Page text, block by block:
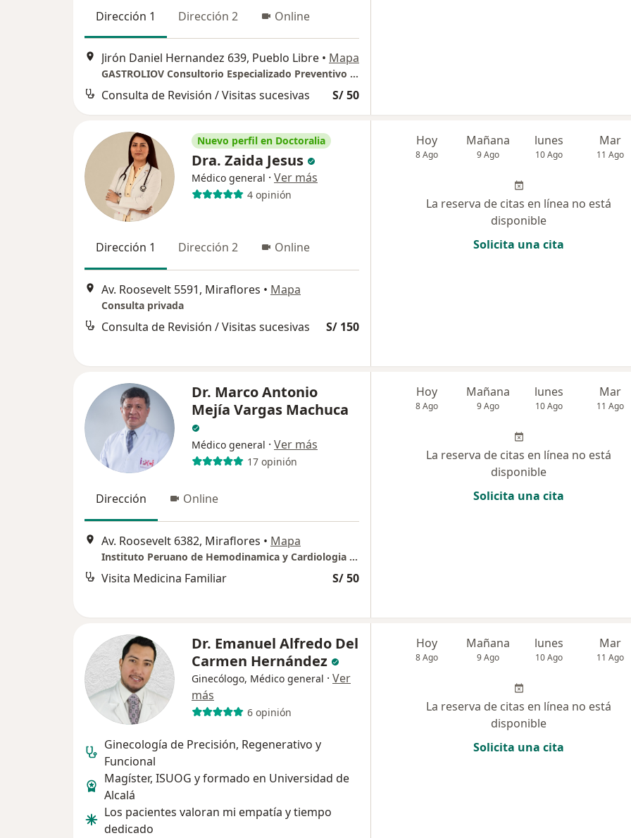
Dirección 1
Dirección 2 Online
Jirón Daniel Hernandez 639, Pueblo Libre • Mapa
GASTROLIOV Consultorio Especializado Preventivo Gastroenterologico
Consulta de Revisión / Visitas sucesivas S/ 50
Nuevo perfil en Doctoralia
Dra. Zaida Jesus
Médico general · Ver más
4 opinión
Dirección 1 Dirección 2 Online
Av. Roosevelt 5591, Miraflores • Mapa
Consulta privada
Consulta de Revisión / Visitas sucesivas S/ 150
Hoy
8 Ago
Mañana
9 Ago
lunes
10 Ago
Mar
11 Ago
La reserva de citas en línea no está
disponible
Solicita una cita
Dr. Marco Antonio
Mejía Vargas Machuca
Médico general · Ver más
17 opinión
Dirección Online
Av. Roosevelt 6382, Miraflores • Mapa
Instituto Peruano de Hemodinamica y Cardiologia Intervencionista IPHCI
Visita Medicina Familiar S/ 50
Hoy
8 Ago
Mañana
9 Ago
lunes
10 Ago
Mar
11 Ago
La reserva de citas en línea no está
disponible
Solicita una cita
Dr. Emanuel Alfredo Del
Carmen Hernández
Ginecólogo, Médico general · Ver
más
6 opinión
Ginecología de Precisión, Regenerativo y
Funcional
Magíster, ISUOG y formado en Universidad de
Alcalá
Los pacientes valoran mi empatía y tiempo
dedicado
Hoy
8 Ago
Mañana
9 Ago
lunes
10 Ago
Mar
11 Ago
La reserva de citas en línea no está
disponible
Solicita una cita